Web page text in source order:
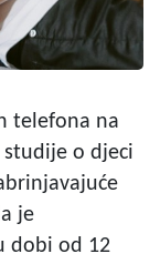
telefona na
o djeci
je
dobi od 12